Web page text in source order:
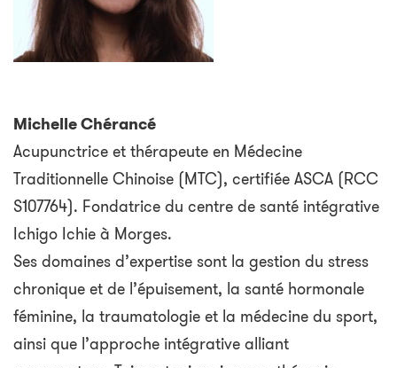
Michelle Chérancé
Acupunctrice et thérapeute en Médecine
Traditionnelle Chinoise (MTC), certifiée ASCA (RCC
S107764). Fondatrice du centre de santé intégrative
Ichigo Ichie à Morges.
Ses domaines d’expertise sont la gestion du stress
chronique et de l’épuisement, la santé hormonale
féminine, la traumatologie et la médecine du sport,
ainsi que l’approche intégrative alliant